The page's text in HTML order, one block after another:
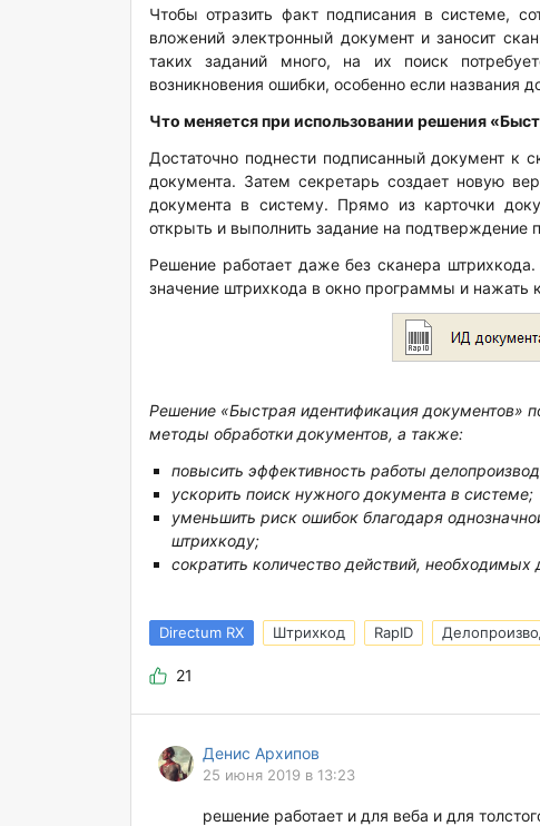
Чтобы отразить факт подписания в системе,
вложений электронный документ и заносит
таких заданий много, на их поиск
возникновения ошибки, особенно если названия
Что меняется при использовании решения
Достаточно поднести подписанный документ к
документа. Затем секретарь создает новую
документа в систему. Прямо из карточки
открыть и выполнить задание на подтверждение
Решение работает даже без сканера
значение штрихкода в окно программы и нажать
Решение «Быстрая идентификация документов»
методы обработки документов, а также:
повысить эффективность работы
ускорить поиск нужного документа в системе;
уменьшить риск ошибок благодаря
штрихкоду;
сократить количество действий,
Directum RX Штрихкод RapID
21
Денис Архипов
25 июня 2019 в 13:23
решение работает и для веба и для